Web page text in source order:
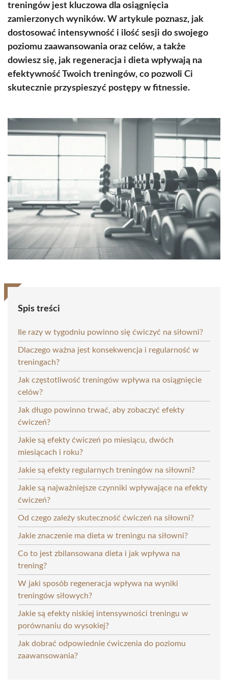
treningów jest kluczowa dla osiągnięcia
zamierzonych wyników. W artykule poznasz, jak
dostosować intensywność i ilość sesji do swojego
poziomu zaawansowania oraz celów, a także
dowiesz się, jak regeneracja i dieta wpływają na
efektywność Twoich treningów, co pozwoli Ci
skutecznie przyspieszyć postępy w fitnessie.
Spis treści
Ile razy w tygodniu powinno się ćwiczyć na siłowni?
Dlaczego ważna jest konsekwencja i regularność w
treningach?
Jak częstotliwość treningów wpływa na osiągnięcie
celów?
Jak długo powinno trwać, aby zobaczyć efekty
ćwiczeń?
Jakie są efekty ćwiczeń po miesiącu, dwóch
miesiącach i roku?
Jakie są efekty regularnych treningów na siłowni?
Jakie są najważniejsze czynniki wpływające na efekty
ćwiczeń?
Od czego zależy skuteczność ćwiczeń na siłowni?
Jakie znaczenie ma dieta w treningu na siłowni?
Co to jest zbilansowana dieta i jak wpływa na
trening?
W jaki sposób regeneracja wpływa na wyniki
treningów siłowych?
Jakie są efekty niskiej intensywności treningu w
porównaniu do wysokiej?
Jak dobrać odpowiednie ćwiczenia do poziomu
zaawansowania?